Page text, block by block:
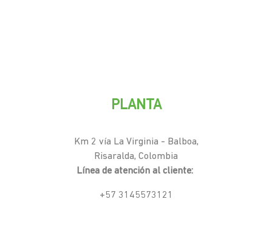
PLANTA
Km 2 vía La Virginia - Balboa,
Risaralda, Colombia
Línea de atención al cliente:
+57 3145573121